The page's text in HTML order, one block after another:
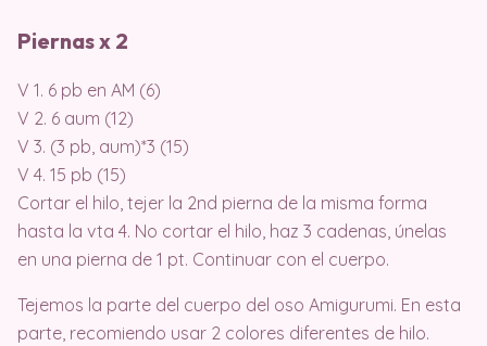
Piernas x 2
V 1. 6 pb en AM (6)
V 2. 6 aum (12)
V 3. (3 pb, aum)*3 (15)
V 4. 15 pb (15)
Cortar el hilo, tejer la 2nd pierna de la misma forma
hasta la vta 4. No cortar el hilo, haz 3 cadenas, únelas
en una pierna de 1 pt. Continuar con el cuerpo.
Tejemos la parte del cuerpo del oso Amigurumi. En esta
parte, recomiendo usar 2 colores diferentes de hilo.